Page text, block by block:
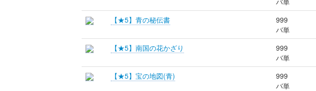
【★5】青の秘伝書
999
バ単
【★5】南国の花かざり
999
バ単
【★5】宝の地図(青)
999
バ単